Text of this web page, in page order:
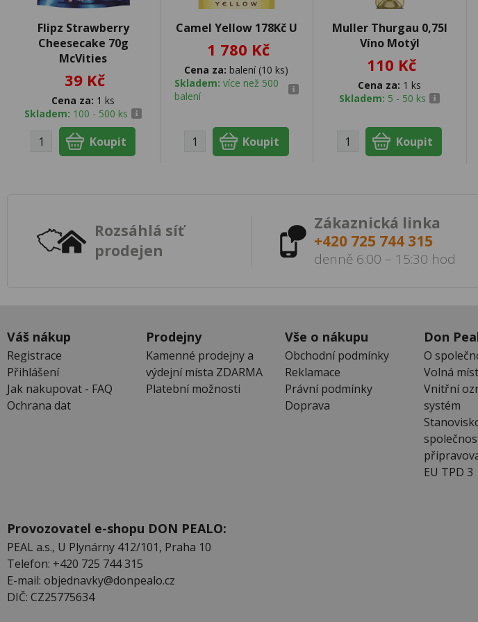
Flipz Strawberry
Cheesecake 70g
McVities
39 Kč
Cena za: 1 ks
Skladem: 100 - 500 ks
Camel Yellow 178Kč U
1 780 Kč
Cena za: balení (10 ks)
Skladem: více než 500
balení
Muller Thurgau 0,75l
Víno Motýl
110 Kč
Cena za: 1 ks
Skladem: 5 - 50 ks
Rozsáhlá síť
prodejen
Zákaznická linka
+420 725 744 315
denně 6:00 – 15:30 hod
Váš nákup
Registrace
Přihlášení
Jak nakupovat - FAQ
Ochrana dat
Prodejny
Kamenné prodejny a
výdejní místa ZDARMA
Platební možnosti
Vše o nákupu
Obchodní podmínky
Reklamace
Právní podmínky
Doprava
Don
O
Volná
Vnitřní
systém
EU TPD 3
Provozovatel e-shopu DON PEALO:
PEAL a.s., U Plynárny 412/101, Praha 10
Telefon: +420 725 744 315
E-mail: objednavky@donpealo.cz
DIČ: CZ25775634